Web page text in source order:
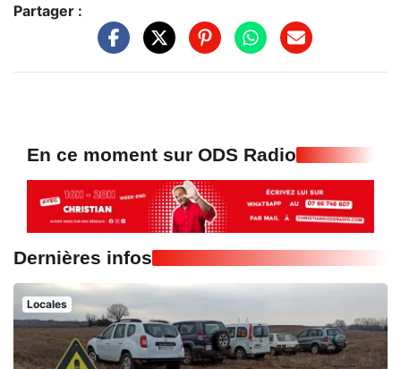
Partager :
En ce moment sur ODS Radio
Dernières infos
Locales